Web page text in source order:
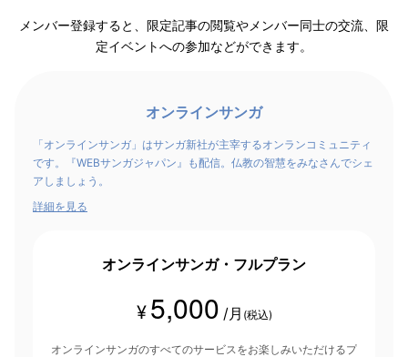
メンバー登録すると、限定記事の閲覧やメンバー同士の交流、限
定イベントへの参加などができます。
オンラインサンガ
「オンラインサンガ」はサンガ新社が主宰するオンランコミュニティ
です。『WEBサンガジャパン』も配信。仏教の智慧をみなさんでシェ
アしましょう。
詳細を見る
オンラインサンガ・フルプラン
¥ 5,000 /月 (税込)
オンラインサンガのすべてのサービスをお楽しみいただけるプ